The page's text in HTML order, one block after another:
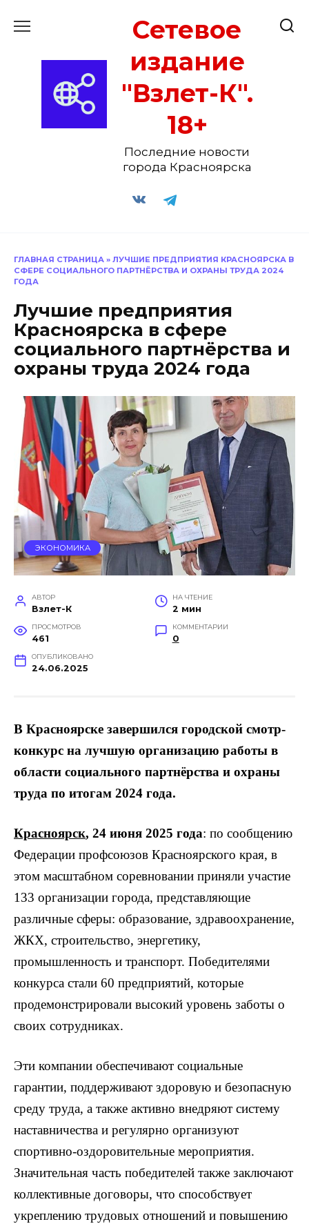
Сетевое
издание
"Взлет-К".
18+
Последние новости
города Красноярска
ГЛАВНАЯ СТРАНИЦА » ЛУЧШИЕ ПРЕДПРИЯТИЯ КРАСНОЯРСКА В
СФЕРЕ СОЦИАЛЬНОГО ПАРТНЁРСТВА И ОХРАНЫ ТРУДА 2024
ГОДА
Лучшие предприятия
Красноярска в сфере
социального партнёрства и
охраны труда 2024 года
ЭКОНОМИКА
АВТОР
Взлет-К
НА ЧТЕНИЕ
2 мин
ПРОСМОТРОВ
461
КОММЕНТАРИИ
0
ОПУБЛИКОВАНО
24.06.2025
В Красноярске завершился городской смотр-
конкурс на лучшую организацию работы в
области социального партнёрства и охраны
труда по итогам 2024 года.
Красноярск, 24 июня 2025 года: по сообщению
Федерации профсоюзов Красноярского края, в
этом масштабном соревновании приняли участие
133 организации города, представляющие
различные сферы: образование, здравоохранение,
ЖКХ, строительство, энергетику,
промышленность и транспорт. Победителями
конкурса стали 60 предприятий, которые
продемонстрировали высокий уровень заботы о
своих сотрудниках.
Эти компании обеспечивают социальные
гарантии, поддерживают здоровую и безопасную
среду труда, а также активно внедряют систему
наставничества и регулярно организуют
спортивно-оздоровительные мероприятия.
Значительная часть победителей также заключают
коллективные договоры, что способствует
укреплению трудовых отношений и повышению